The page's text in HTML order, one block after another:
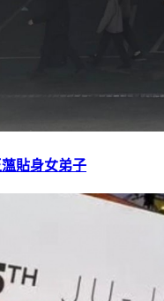
貼身女弟子